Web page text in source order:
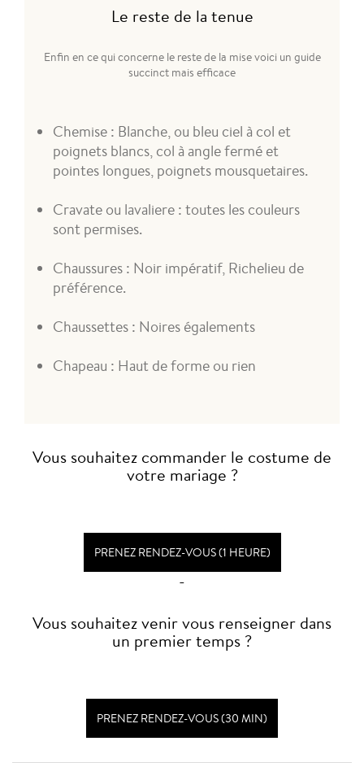
Le reste de la tenue
Enfin en ce qui concerne le reste de la mise voici un guide
succinct mais efficace
Chemise : Blanche, ou bleu ciel à col et
poignets blancs, col à angle fermé et
pointes longues, poignets mousquetaires.
Cravate ou lavaliere : toutes les couleurs
sont permises.
Chaussures : Noir impératif, Richelieu de
préférence.
Chaussettes : Noires égalements
Chapeau : Haut de forme ou rien
Vous souhaitez commander le costume de
votre mariage ?
PRENEZ RENDEZ-VOUS (1 HEURE)
-
Vous souhaitez venir vous renseigner dans
un premier temps ?
PRENEZ RENDEZ-VOUS (30 MIN)